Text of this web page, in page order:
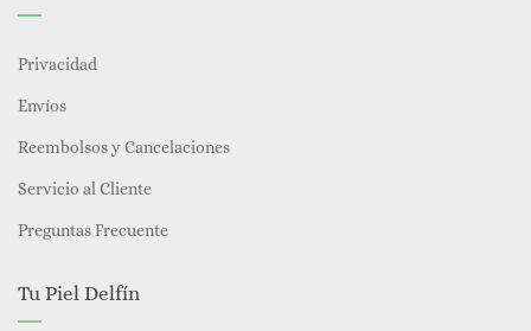
Privacidad
Envíos
Reembolsos y Cancelaciones
Servicio al Cliente
Preguntas Frecuente
Tu Piel Delfín